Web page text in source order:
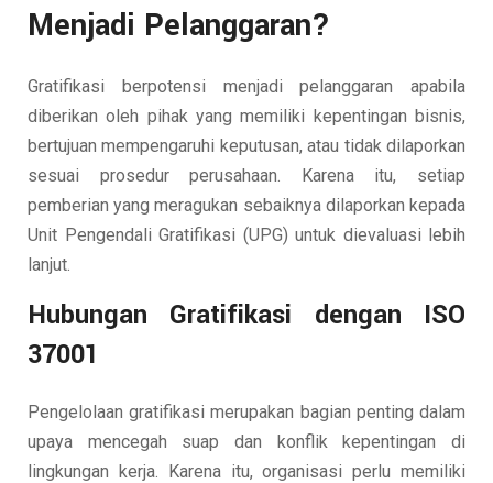
Menjadi Pelanggaran?
Gratifikasi berpotensi menjadi pelanggaran apabila
diberikan oleh pihak yang memiliki kepentingan bisnis,
bertujuan mempengaruhi keputusan, atau tidak dilaporkan
sesuai prosedur perusahaan. Karena itu, setiap
pemberian yang meragukan sebaiknya dilaporkan kepada
Unit Pengendali Gratifikasi (UPG) untuk dievaluasi lebih
lanjut.
Hubungan Gratifikasi dengan ISO
37001
Pengelolaan gratifikasi merupakan bagian penting dalam
upaya mencegah suap dan konflik kepentingan di
lingkungan kerja. Karena itu, organisasi perlu memiliki